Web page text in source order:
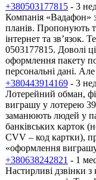
+380503177815 - 3
Компанія «Вадафон»
планів. Пропонують
інтернет та зв’язок.
0503177815. Доволі
оформлення пакету
персональні дані.
+380443914169 - 3
Лотерейний обман,
виграшу у лотерею
заманюють людей у
банківських карток
CVV – код картки),
«оформлення
+380638242821 - 1
Настирливі дзвінки